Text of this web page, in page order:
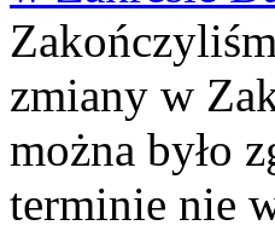
zmiany w
można było
terminie nie